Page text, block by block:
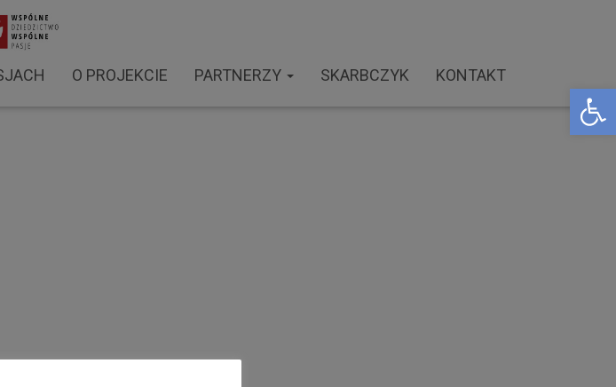
Open toolbar
O PROJEKCIE PARTNERZY SKARBCZYK KONTAKT